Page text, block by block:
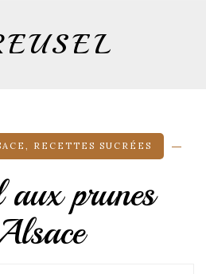
, RECETTES SUCRÉES
aux prunes